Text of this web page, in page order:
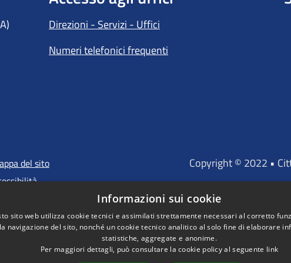
Direzioni - Servizi - Uffici
Numeri telefonici frequenti
del sito
Copyright © 2022 •
"Portale
D'INVESTIMENTO
Informazioni sui cookie
sito web utilizza cookie tecnici e assimilati strettamente necessari al corretto
navigazione del sito, nonché un cookie tecnico analitico al solo fine di elaborare
statistiche, aggregate e anonime.
Per maggiori dettagli, può consultare la cookie policy al seguente link